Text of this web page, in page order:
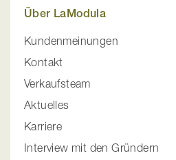
Über LaModula
Kundenmeinungen
Kontakt
Verkaufsteam
Aktuelles
Karriere
Interview mit den Gründern